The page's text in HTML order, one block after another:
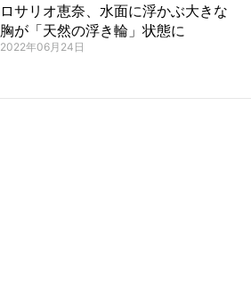
ロサリオ恵奈、水面に浮かぶ大きな
胸が「天然の浮き輪」状態に
2022年06月24日